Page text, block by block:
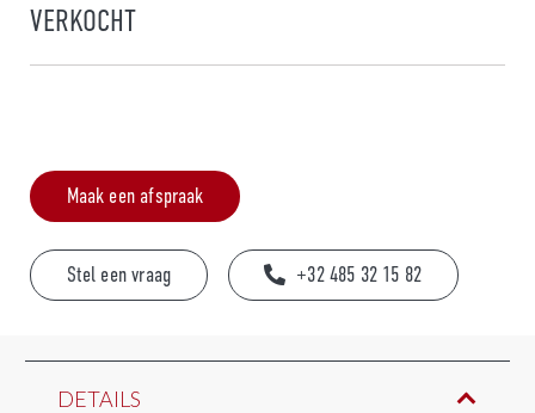
VERKOCHT
Maak een afspraak
Stel een vraag +32 485 32 15 82
DETAILS